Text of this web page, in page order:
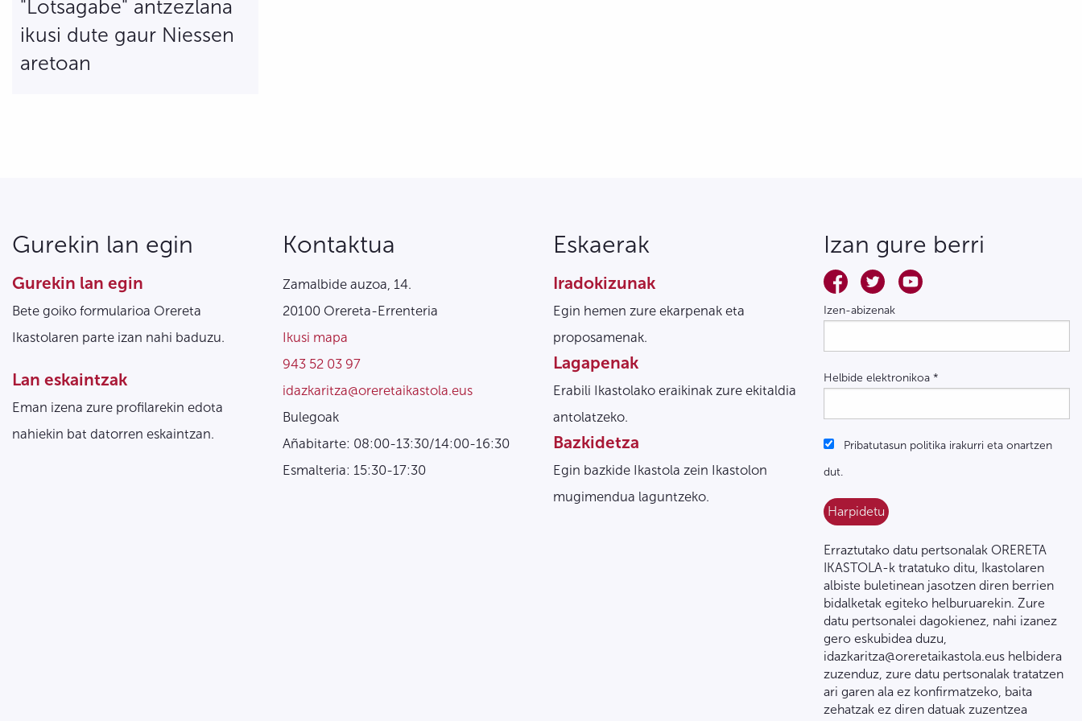
"Lotsagabe" antzezlana
ikusi dute gaur Niessen
aretoan
Gurekin lan egin
Gurekin lan egin
Bete goiko formularioa Orereta
Ikastolaren parte izan nahi baduzu.
Lan eskaintzak
Eman izena zure profilarekin edota
nahiekin bat datorren eskaintzan.
Kontaktua
Zamalbide auzoa, 14.
20100 Orereta-Errenteria
Ikusi mapa
943 52 03 97
idazkaritza@oreretaikastola.eus
Bulegoak
Añabitarte: 08:00-13:30/14:00-16:30
Esmalteria: 15:30-17:30
Eskaerak
Iradokizunak
Egin hemen zure ekarpenak eta
proposamenak.
Lagapenak
Erabili Ikastolako eraikinak zure ekitaldia
antolatzeko.
Bazkidetza
Egin bazkide Ikastola zein Ikastolon
mugimendua laguntzeko.
Izan gure berri
Izen-abizenak
Helbide elektronikoa *
Pribatutasun politika irakurri eta onartzen
dut.
Erraztutako datu pertsonalak ORERETA
IKASTOLA-k tratatuko ditu, Ikastolaren
albiste buletinean jasotzen diren berrien
bidalketak egiteko helburuarekin. Zure
datu pertsonalei dagokienez, nahi izanez
gero eskubidea duzu,
idazkaritza@oreretaikastola.eus helbidera
zuzenduz, zure datu pertsonalak tratatzen
ari garen ala ez konfirmatzeko, baita
zehatzak ez diren datuak zuzentzea